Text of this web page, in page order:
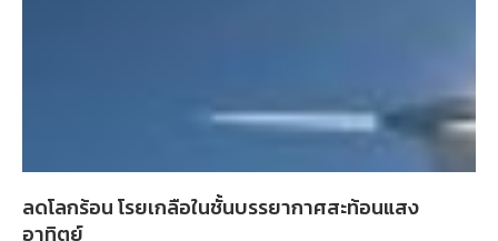
ลดโลกร้อน โรยเกลือในชั้นบรรยากาศสะท้อนแสง
อาทิตย์